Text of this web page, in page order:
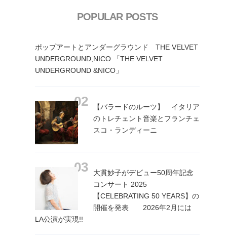
POPULAR POSTS
ポップアートとアンダーグラウンド THE VELVET
UNDERGROUND,NICO 「THE VELVET
UNDERGROUND &NICO」
【バラードのルーツ】 イタリア
のトレチェント音楽とフランチェ
スコ・ランディーニ
大貫妙子がデビュー50周年記念
コンサート 2025
【CELEBRATING 50 YEARS】の
開催を発表 2026年2月には
LA公演が実現!!